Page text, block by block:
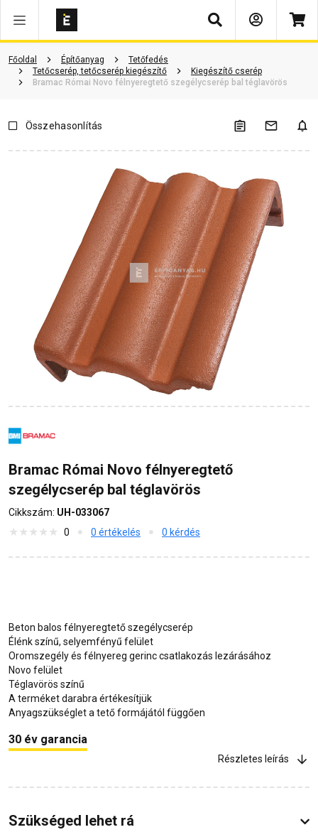
Keresés
Főoldal Építőanyag
Tetőfedés
Tetőcserép, tetőcserép kiegészítő
Kiegészítő cserép
Bramac Római Novo félnyeregtető szegélycserép bal téglavörös
Dokumentumok Kérdések és válaszok
Összehasonlítás
Bramac Római Novo félnyeregtető
szegélycserép bal téglavörös
Cikkszám: UH-033067
0
0 értékelés 0 kérdés
Beton balos félnyeregtető szegélycserép
Élénk színű, selyemfényű felület
Oromszegély és félnyereg gerinc csatlakozás lezárásához
Novo felület
Téglavörös színű
A terméket darabra értékesítjük
Anyagszükséglet a tető formájától függően
30 év garancia
Részletes leírás
Szükséged lehet rá